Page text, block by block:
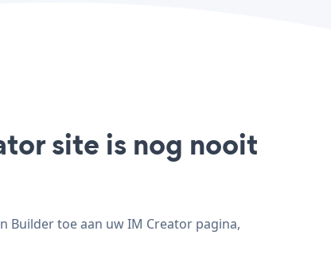
site is nog nooit
Builder toe aan uw IM Creator pagina,